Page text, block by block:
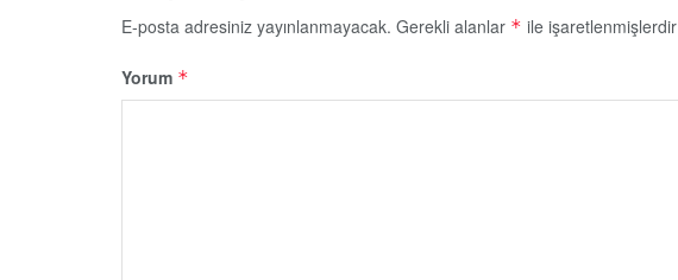
E-posta adresiniz yayınlanmayacak. Gerekli alanlar * ile işaretlenmişlerdir
Yorum *